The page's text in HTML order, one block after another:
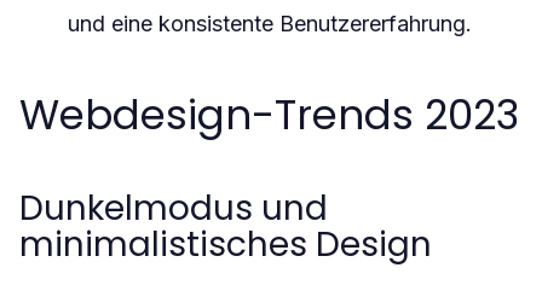
und eine konsistente Benutzererfahrung.
Webdesign-Trends 2023
Dunkelmodus und
minimalistisches Design